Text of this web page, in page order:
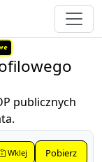
publicznych
Wklej Pobierz